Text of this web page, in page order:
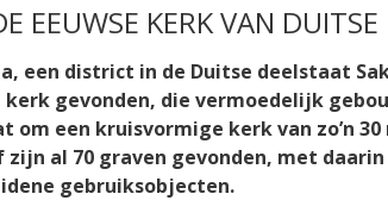
EEUWSE KERK VAN
een district in de Duitse deelstaat
kerk gevonden, die vermoedelijk
om een kruisvormige kerk van zo’n
zijn al 70 graven gevonden, met
gebruiksobjecten.